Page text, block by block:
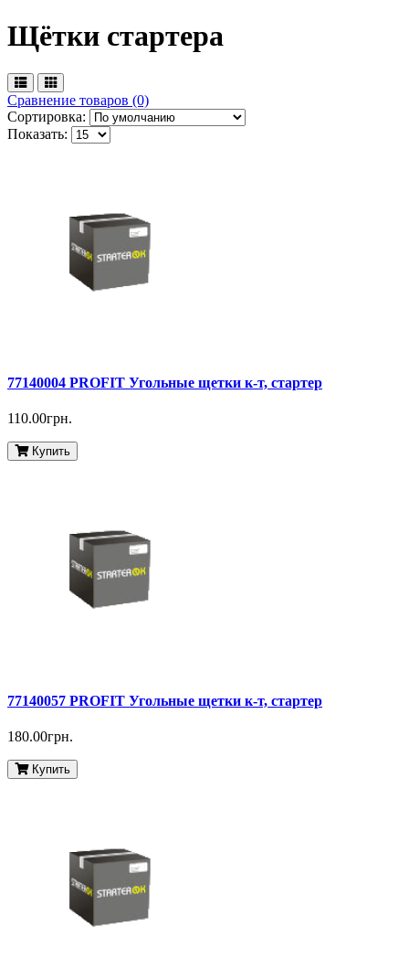
Щётки стартера
Сравнение товаров (0)
Сортировка:
Показать:
77140004 PROFIT Угольные щетки к-т, стартер
110.00грн.
Купить
77140057 PROFIT Угольные щетки к-т, стартер
180.00грн.
Купить